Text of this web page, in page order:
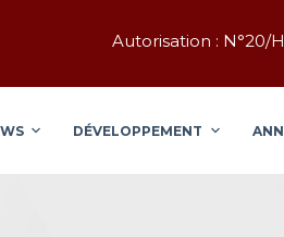
Autorisation : N°20/
DÉVELOPPEMENT